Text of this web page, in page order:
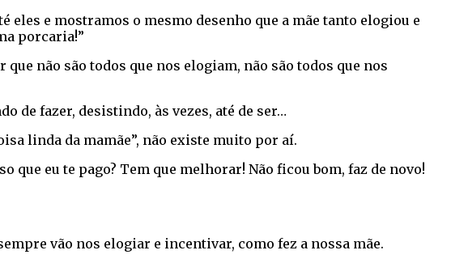
e mostramos o mesmo desenho que a mãe tanto elogiou e
porcaria!”
não são todos que nos elogiam, não são todos que nos
de fazer, desistindo, às vezes, até de ser…
linda da mamãe”, não existe muito por aí.
que eu te pago? Tem que melhorar! Não ficou bom, faz de novo!
vão nos elogiar e incentivar, como fez a nossa mãe.